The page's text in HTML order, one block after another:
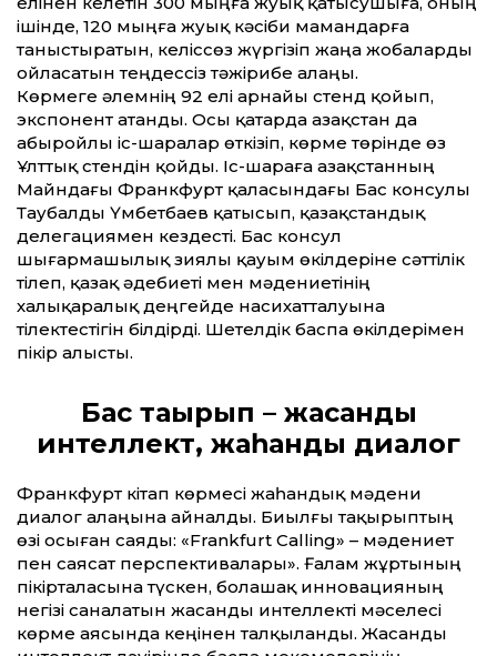
ішінде, 120 мыңға жуық кәсіби мамандарға
таныстыратын, келіссөз жүргізіп жаңа жобаларды
ойласатын теңдессіз тәжірибе алаңы.
Көрмеге әлемнің 92 елі арнайы стенд қойып,
экспонент атанды. Осы қатарда Қазақстан да
абыройлы іс-шаралар өткізіп, көрме төрінде өз
Ұлттық стендін қойды. Іс-шараға Қазақстанның
Майндағы Франкфурт қаласындағы Бас консулы
Таубалды Үмбетбаев қатысып, қазақстандық
делегациямен кездесті. Бас консул
шығармашылық зиялы қауым өкілдеріне сәттілік
тілеп, қазақ әдебиеті мен мәдениетінің
халықаралық деңгейде насихатталуына
тілектестігін білдірді. Шетелдік баспа өкілдерімен
пікір алысты.
Бас тақырып – жасанды
интеллект, жаһандық диалог
Франкфурт кітап көрмесі жаһандық мәдени
диалог алаңына айналды. Биылғы тақырыптың
өзі осыған саяды: «Frankfurt Calling» – мәдениет
пен саясат перспективалары». Ғалам жұртының
пікірталасына түскен, болашақ инновацияның
негізі саналатын жасанды интеллекті мәселесі
көрме аясында кеңінен талқыланды. Жасанды